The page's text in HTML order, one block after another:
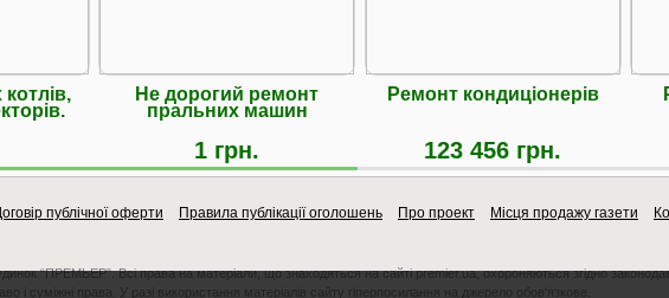
Не дорогий ремонт
пральних машин
1 грн.
Ремонт кондиціонерів
123 456 грн.
публічної оферти Правила публікації оголошень Про проект Місця продажу газети
“ПРЕМЬЕР”. Всі права на матеріали, що знаходяться на сайті premier.ua, охороняються згідно
і суміжні права. У разі використання матеріалів сайту гіперпосилання на джерело обов'язкове.